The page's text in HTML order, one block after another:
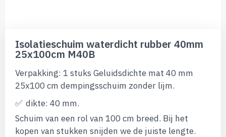
naar
begin
afbeeldingen-
Isolatieschuim waterdicht rubber 40mm
25x100cm M40B
Verpakking: 1 stuks Geluidsdichte mat 40 mm
25x100 cm dempingsschuim zonder lijm.
dikte: 40 mm.
Schuim van een rol van 100 cm breed. Bij het
kopen van stukken snijden we de juiste lengte.